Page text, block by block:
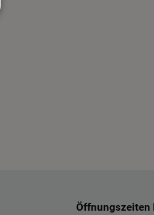
Öffnungszeiten